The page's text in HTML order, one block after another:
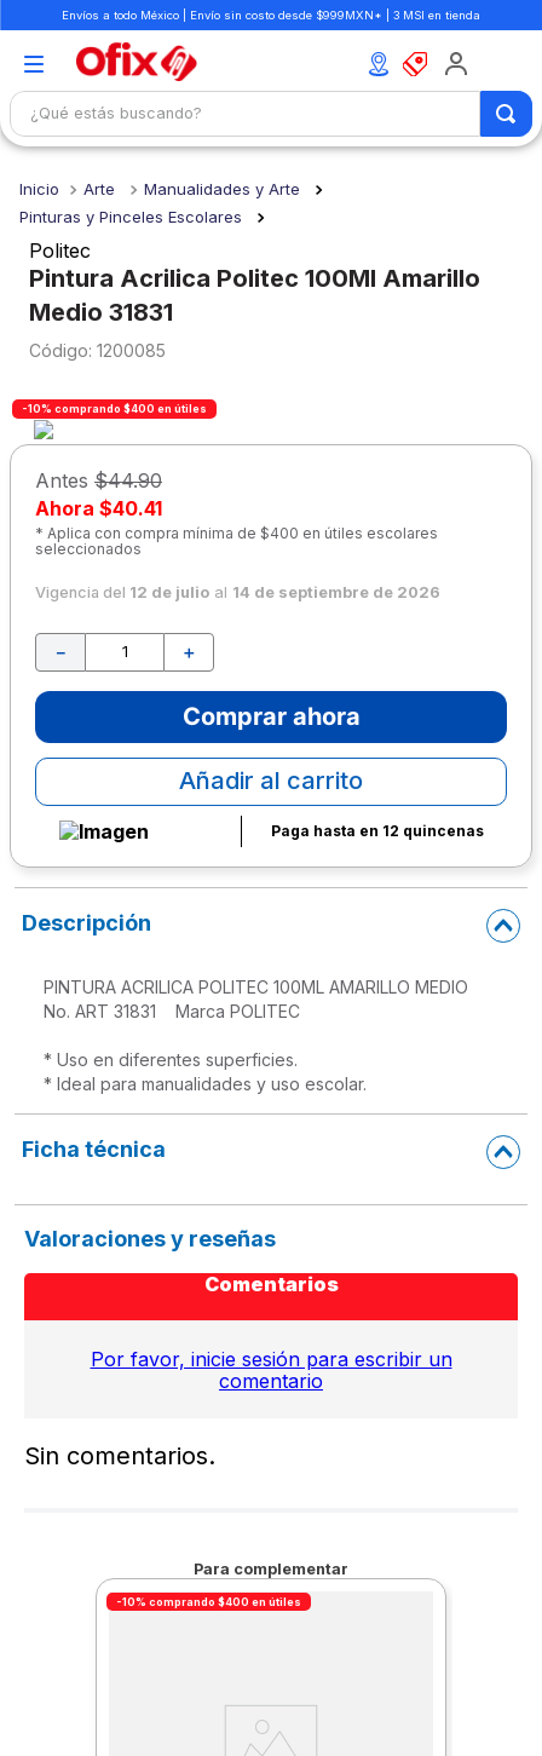
Envíos a todo México | Envío sin costo desde $999MXN* | 3 MSI en tienda
¿Qué estás buscando?
Arte
Manualidades y Arte
Pinturas y Pinceles Escolares
Politec
Pintura Acrilica Politec 100Ml Amarillo
Medio 31831
: 1200085
-10% comprando $400 en útiles
Antes $44.90
Ahora $40.41
* Aplica con compra mínima de $400 en útiles escolares
seleccionados
Vigencia del 12 de julio al 14 de septiembre de 2026
＋
－
Comprar ahora
Añadir al carrito
Paga hasta en 12 quincenas
Descripción
PINTURA ACRILICA POLITEC 100ML AMARILLO MEDIO
No. ART 31831    Marca POLITEC
* Uso en diferentes superficies.
* Ideal para manualidades y uso escolar.
Ficha técnica
Valoraciones y reseñas
Comentarios
Por favor, inicie sesión para escribir un
comentario
Sin comentarios.
Para complementar
-10% comprando $400 en útiles
1.
mochilas
2
3.
cuaderno
4.
colores
cuadernos
6.
boligrafo
7.
escolar
8 .
sacapuntas
9
lapiz